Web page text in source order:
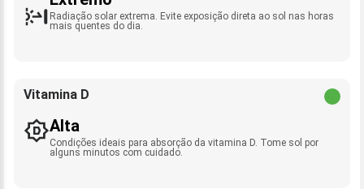
Radiação solar extrema. Evite exposição direta ao sol nas horas
mais quentes do dia.
Vitamina D
Alta
Condições ideais para absorção da vitamina D. Tome sol por
alguns minutos com cuidado.